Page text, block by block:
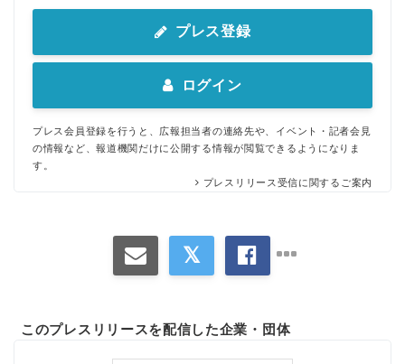
プレス登録
ログイン
プレス会員登録を行うと、広報担当者の連絡先や、イベント・記者会見
の情報など、報道機関だけに公開する情報が閲覧できるようになりま
す。
プレスリリース受信に関するご案内
このプレスリリースを配信した企業・団体